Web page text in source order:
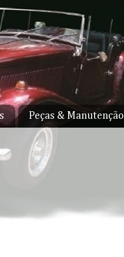
Peças & Manutenção